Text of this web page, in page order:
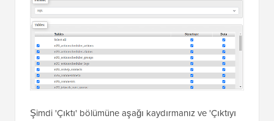
Şimdi 'Çıktı' bölümüne aşağı kaydırmanız ve 'Çıktıyı